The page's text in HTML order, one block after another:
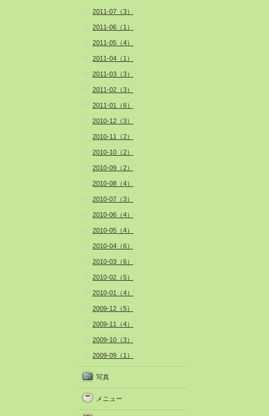
2011-07（3）
2011-06（1）
2011-05（4）
2011-04（1）
2011-03（3）
2011-02（3）
2011-01（6）
2010-12（3）
2010-11（2）
2010-10（2）
2010-09（2）
2010-08（4）
2010-07（3）
2010-06（4）
2010-05（4）
2010-04（6）
2010-03（6）
2010-02（5）
2010-01（4）
2009-12（5）
2009-11（4）
2009-10（3）
2009-09（1）
写真
メニュー